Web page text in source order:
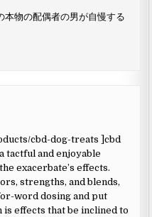
本物の配偶者の男が自慢する
cbd-dog-treats ]cbd
tactful and enjoyable
exacerbate’s effects.
strengths, and blends,
word dosing and put
is effects that be inclined to